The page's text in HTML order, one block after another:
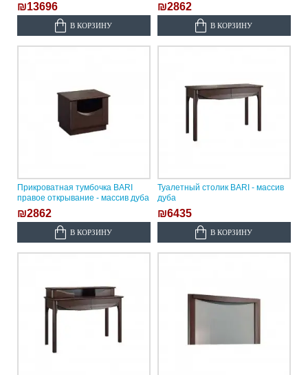
₪13696
В КОРЗИНУ
₪2862
В КОРЗИНУ
Прикроватная тумбочка BARI
правое открывание - массив дуба
₪2862
В КОРЗИНУ
Туалетный столик BARI - массив
дуба
₪6435
В КОРЗИНУ